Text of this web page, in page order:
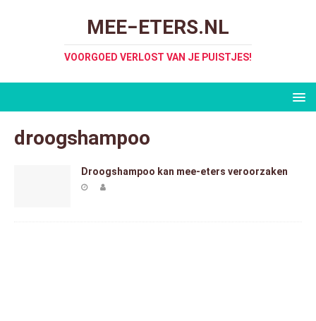
MEE−ETERS.NL
VOORGOED VERLOST VAN JE PUISTJES!
droogshampoo
Droogshampoo kan mee-eters veroorzaken